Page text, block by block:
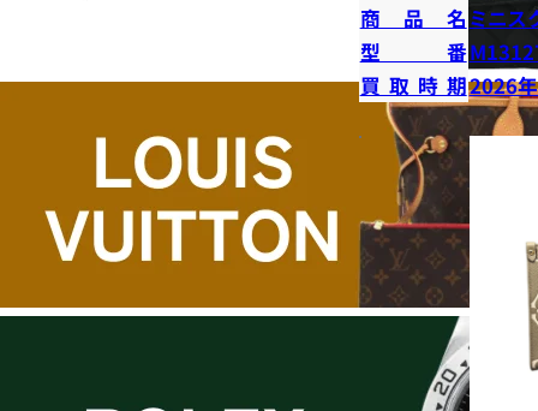
商品名 ミニス
型番
買取時期2026